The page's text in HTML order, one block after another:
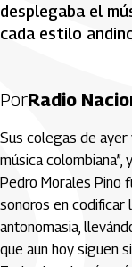
desplegaba el
cada estilo
PorRadio
Sus colegas de ayer
música
Pedro Morales Pino
sonoros en codificar
antonomasia,
que aun hoy siguen